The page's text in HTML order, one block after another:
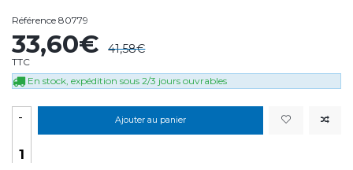
Référence 80779
33,60€ 41,58€
TTC
En stock, expédition sous 2/3 jours ouvrables
- Ajouter au panier